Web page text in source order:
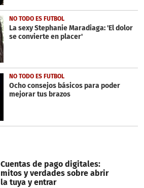
NO TODO ES FUTBOL
La sexy Stephanie Maradiaga: 'El dolor
se convierte en placer'
NO TODO ES FUTBOL
Ocho consejos básicos para poder
mejorar tus brazos
Cuentas de pago digitales:
mitos y verdades sobre abrir
la tuya y entrar